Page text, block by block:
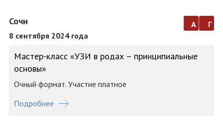
Сочи
8 сентября 2024 года
а г
Мастер-класс «УЗИ в родах – принципиальные
основы»
Очный формат. Участие платное
Подробнее